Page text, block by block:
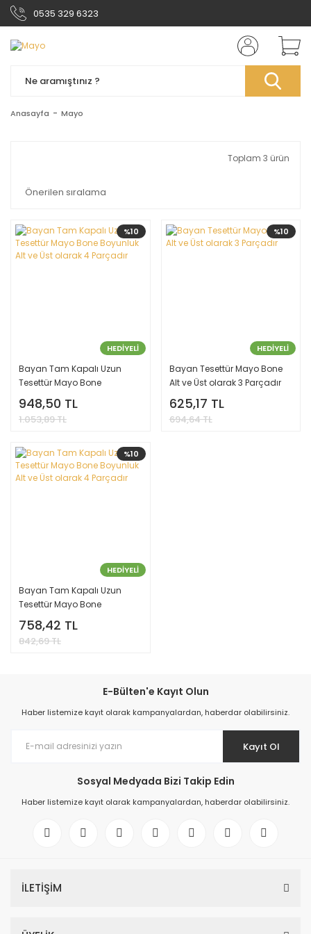
0535 329 6323
Anasayfa Mayo
Toplam 3 ürün
%10
HEDİYELİ
Bayan Tam Kapalı Uzun
Tesettür Mayo Bone
Boyunluk Alt ve Üst olarak 4
Parçadır
948,50 TL
1.053,89 TL
%10
HEDİYELİ
Bayan Tesettür Mayo Bone
Alt ve Üst olarak 3 Parçadır
625,17 TL
694,64 TL
%10
HEDİYELİ
Bayan Tam Kapalı Uzun
Tesettür Mayo Bone
Boyunluk Alt ve Üst olarak 4
Parçadır
758,42 TL
842,69 TL
E-Bülten'e Kayıt Olun
Haber listemize kayıt olarak kampanyalardan, haberdar olabilirsiniz.
Kayıt Ol
Sosyal Medyada Bizi Takip Edin
Haber listemize kayıt olarak kampanyalardan, haberdar olabilirsiniz.
İLETİŞİM